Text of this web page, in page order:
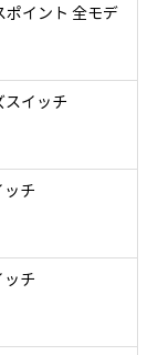
イント 全モデ
イッチ
チ
チ